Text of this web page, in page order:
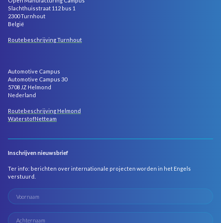
Slachthuisstraat 112 bus 1
2300 Turnhout
België
Routebeschrijving Turnhout
Automotive Campus
Automotive Campus 30
5708 JZ Helmond
Nederland
Routebeschrijving Helmond
WaterstofNetteam
Inschrijven nieuwsbrief
Ter info: berichten over internationale projecten worden in het Engels
verstuurd.